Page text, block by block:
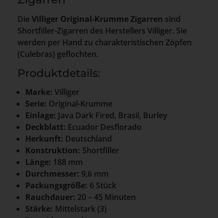
Die Villiger Original-Krumme Zigarren sind
Shortfiller-Zigarren des Herstellers Villiger. Sie
werden per Hand zu charakteristischen Zöpfen
(Culebras) geflochten.
Produktdetails:
Marke: Villiger
Serie: Original-Krumme
Einlage: Java Dark Fired, Brasil, Burley
Deckblatt: Ecuador Desflorado
Herkunft: Deutschland
Konstruktion: Shortfiller
Länge: 188 mm
Durchmesser: 9,6 mm
Packungsgröße: 6 Stück
Rauchdauer: 20 – 45 Minuten
Stärke: Mittelstark (3)